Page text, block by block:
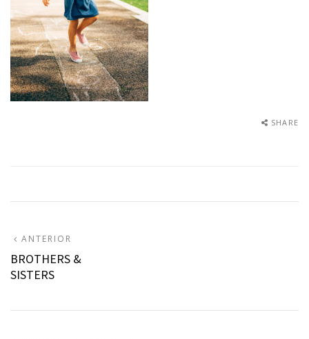
SHARE
Navegação
de
ANTERIOR
ANTERIOR:
BROTHERS &
SISTERS